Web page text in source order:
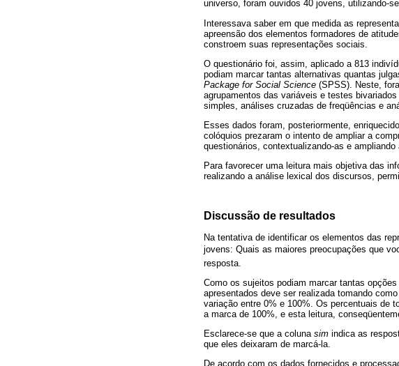
universo, foram ouvidos 40 jovens, utilizando-
Interessava saber em que medida as
apreensão dos elementos formadores de
constroem suas representações sociais.
O questionário foi, assim, aplicado a 813
podiam marcar tantas alternativas quantas
Package for Social Science (SPSS). Neste,
agrupamentos das variáveis e testes
simples, análises cruzadas de freqüências e
Esses dados foram, posteriormente,
colóquios prezaram o intento de ampliar a
questionários, contextualizando-as e
Para favorecer uma leitura mais objetiva das
realizando a análise lexical dos discursos,
Discussão de resultados
Na tentativa de identificar os elementos das
jovens: Quais as maiores preocupações que
resposta.
Como os sujeitos podiam marcar tantas
apresentados deve ser realizada tomando
variação entre 0% e 100%. Os percentuais de
a marca de 100%, e esta leitura,
Esclarece-se que a coluna sim indica as
que eles deixaram de marcá-la.
De acordo com os dados fornecidos e